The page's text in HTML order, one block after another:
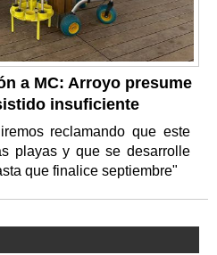
a MC: Arroyo presume
insuficiente
reclamando que este
playas y que se desarrolle
que finalice septiembre"